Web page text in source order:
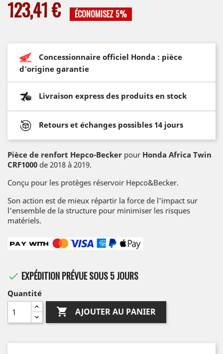
123,41 € ÉCONOMISEZ 5%
Concessionnaire officiel Honda : pièce
d'origine garantie
Livraison express des produits en stock
Retours et échanges possibles 14 jours
Pièce de renfort Hepco-Becker pour Honda Africa Twin
CRF1000 de 2018 à 2019.
Conçu pour les protèges réservoir Hepco&Becker.
Son action est de mieux répartir la force de l'impact sur
l'ensemble de la structure pour minimiser les risques
matériels.
 EXPÉDITION PRÉVUE SOUS 5 JOURS
Quantité
 AJOUTER AU PANIER